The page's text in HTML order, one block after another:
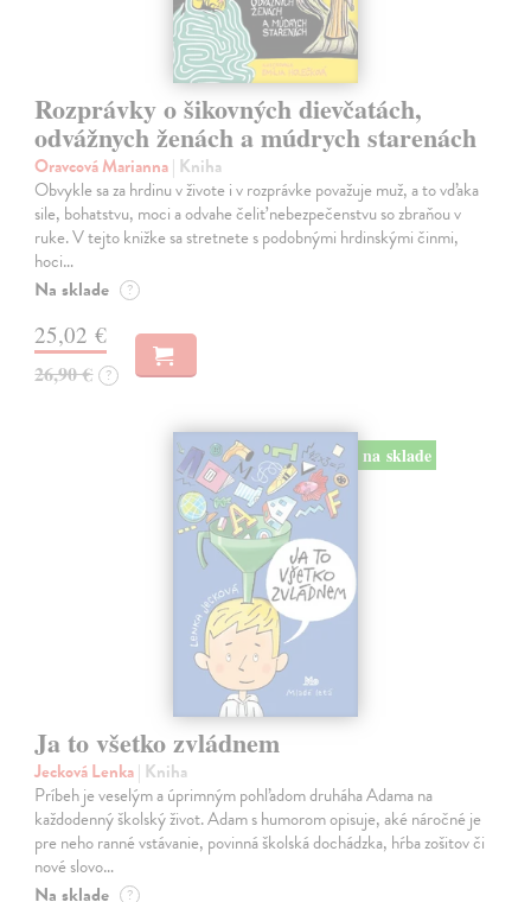
Rozprávky o šikovných dievčatách,
odvážnych ženách a múdrych starenách
Oravcová Marianna| Kniha
Obvykle sa za hrdinu v živote i v rozprávke považuje muž, a to vďaka
sile, bohatstvu, moci a odvahe čeliť nebezpečenstvu so zbraňou v
ruke. V tejto knižke sa stretnete s podobnými hrdinskými činmi,
hoci…
Na sklade ?
25,02 €
26,90 € ?
na sklade
Ja to všetko zvládnem
Jecková Lenka| Kniha
Príbeh je veselým a úprimným pohľadom druháha Adama na
každodenný školský život. Adam s humorom opisuje, aké náročné je
pre neho ranné vstávanie, povinná školská dochádzka, hŕba zošitov či
nové slovo…
Na sklade ?